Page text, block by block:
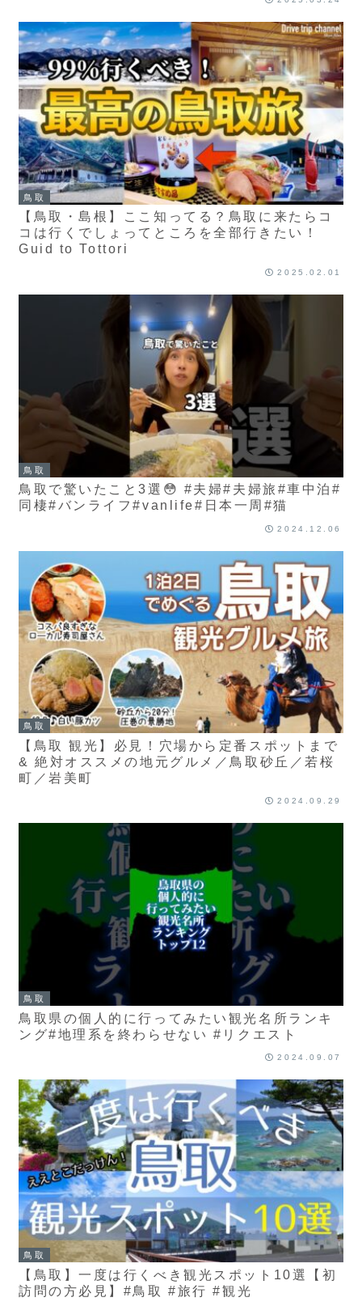
鳥取
【鳥取・島根】ここ知ってる？鳥取に来たらコ
コは行くでしょってところを全部行きたい！
Guid to Tottori
2025.02.01
鳥取
鳥取で驚いたこと3選😳 #夫婦#夫婦旅#車中泊#
同棲#バンライフ#vanlife#日本一周#猫
2024.12.06
鳥取
【鳥取 観光】必見！穴場から定番スポットまで
& 絶対オススメの地元グルメ／鳥取砂丘／若桜
町／岩美町
2024.09.29
鳥取
鳥取県の個人的に行ってみたい観光名所ランキ
ング#地理系を終わらせない #リクエスト
2024.09.07
鳥取
【鳥取】一度は行くべき観光スポット10選【初
訪問の方必見】#鳥取 #旅行 #観光